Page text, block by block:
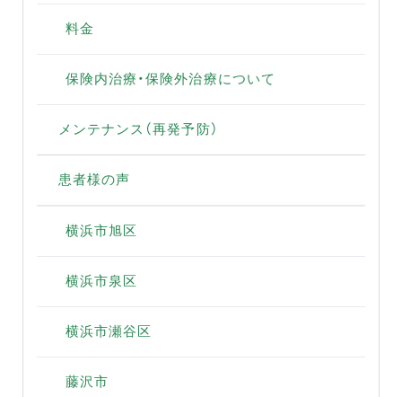
料金
保険内治療・保険外治療について
メンテナンス（再発予防）
患者様の声
横浜市旭区
横浜市泉区
横浜市瀬谷区
藤沢市